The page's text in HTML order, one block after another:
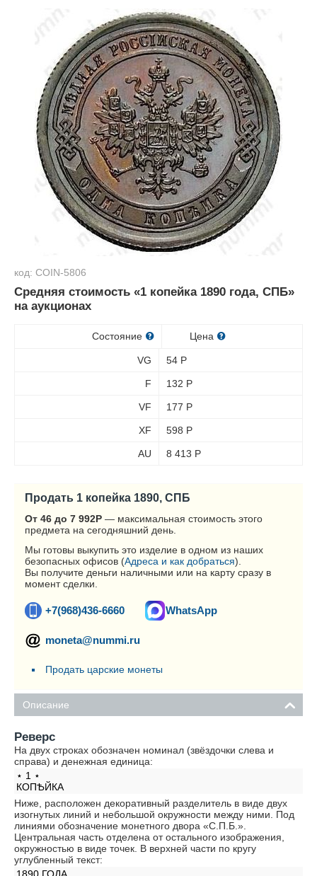
код: COIN-5806
Средняя стоимость «1 копейка 1890 года, СПБ»
на аукционах
Состояние Цена
VG 54 Р
F 132 Р
VF 177 Р
XF 598 Р
AU 8 413 Р
Продать 1 копейка 1890, СПБ
От 46 до 7 992Р — максимальная стоимость этого
предмета на сегодняшний день.
Мы готовы выкупить это изделие в одном из наших
безопасных офисов (Адреса и как добраться).
Вы получите деньги наличными или на карту сразу в
момент сделки.
+7(968)436-6660 WhatsApp
moneta@nummi.ru
Продать царские монеты
Описание
Реверс
На двух строках обозначен номинал (звёздочки слева и
справа) и денежная единица:
⋆ 1 ⋆
КОПѢЙКА
Ниже, расположен декоративный разделитель в виде двух
изогнутых линий и небольшой окружности между ними. Под
линиями обозначение монетного двора «С.П.Б.».
Центральная часть отделена от остального изображения,
окружностью в виде точек. В верхней части по кругу
углубленный текст: